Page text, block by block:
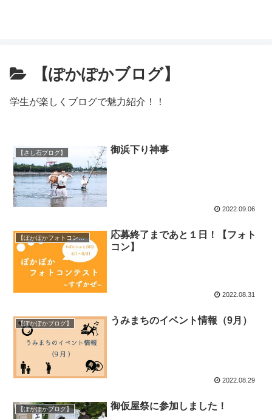
【ぽかぽかブログ】
学生が楽しくブログで魅力紹介！！
【さし石ブログ】 御浜下り神事
2022.09.06
【ぽかぽかフォトコンテスト】
応募終了まであと１日！【フォト
コン】
2022.08.31
【ぽかぽかブログ】 うみまちのイベント情報（9月）
2022.08.29
【ぽかぽかブログ】 御仮屋祭に参加しました！